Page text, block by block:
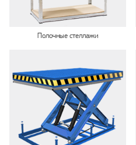
Полочные стеллажи